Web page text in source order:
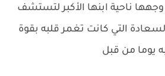
ناحية ابنها الأكبر لتستشف
التي كانت تغمر قلبه بقوة
يوما من قبل